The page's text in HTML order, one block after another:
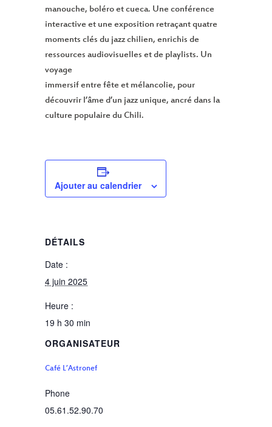
manouche, boléro et cueca. Une conférence
interactive et une exposition retraçant quatre
moments clés du jazz chilien, enrichis de
ressources audiovisuelles et de playlists. Un
voyage
immersif entre fête et mélancolie, pour
découvrir l’âme d’un jazz unique, ancré dans la
culture populaire du Chili.
Ajouter au calendrier
DÉTAILS
Date :
4 juin 2025
Heure :
19 h 30 min
ORGANISATEUR
Café L’Astronef
Phone
05.61.52.90.70